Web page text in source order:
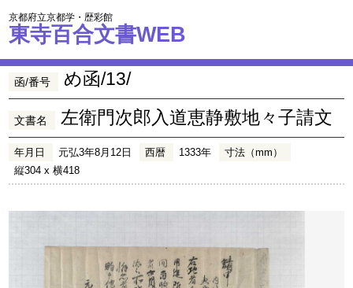
京都府立京都学・歴彩館
東寺百合文書WEB
函/番号 め函/13/
文書名 左衛門次郎入道恵静敷地々子請文
年月日 元弘3年8月12日 西暦 1333年
寸法（mm）
縦304 x 横418